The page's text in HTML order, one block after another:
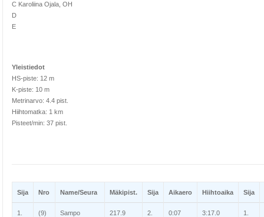
C Karoliina Ojala, OH
D
E
Yleistiedot
HS-piste: 12 m
K-piste: 10 m
Metrinarvo: 4.4 pist.
Hiihtomatka: 1 km
Pisteet/min: 37 pist.
Sija Nro Name/Seura Mäkipist. Sija Aikaero Hiihtoaika Sija
1. (9)
Sampo
217.9 2. 0:07 3:17.0 1.